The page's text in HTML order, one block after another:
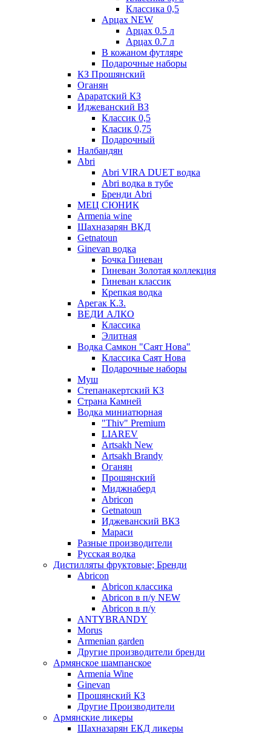
Классика 0,5
Арцах NEW
Арцах 0.5 л
Арцах 0.7 л
В кожаном футляре
Подарочные наборы
КЗ Прошянский
Оганян
Араратский КЗ
Иджеванский ВЗ
Классик 0,5
Класик 0,75
Подарочный
Налбандян
Abri
Abri VIRA DUET водка
Abri водка в тубе
Бренди Abri
МЕЦ СЮНИК
Armenia wine
Шахназарян ВКД
Getnatoun
Ginevan водка
Бочка Гиневан
Гиневан Золотая коллекция
Гиневан классик
Крепкая водка
Арегак К.З.
ВЕДИ АЛКО
Классика
Элитная
Водка Самкон "Саят Нова"
Классика Саят Нова
Подарочные наборы
Муш
Степанакертский КЗ
Страна Камней
Водка миниатюрная
"Thiv" Premium
LIAREV
Artsakh New
Artsakh Brandy
Оганян
Прошянский
Миджнаберд
Abricon
Getnatoun
Иджеванский ВКЗ
Мараси
Разные производители
Русская водка
Дистилляты фруктовые; Бренди
Abricon
Abricon классика
Abricon в п/у NEW
Abricon в п/у
ANTYBRANDY
Morus
Armenian garden
Другие производители бренди
Армянское шампанское
Armenia Wine
Ginevan
Прошянский КЗ
Другие Производители
Армянские ликеры
Шахназарян ЕКД ликеры